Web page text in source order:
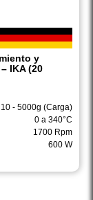
y
IKA (20
- 5000g (Carga)
0 a 340°C
1700 Rpm
600 W